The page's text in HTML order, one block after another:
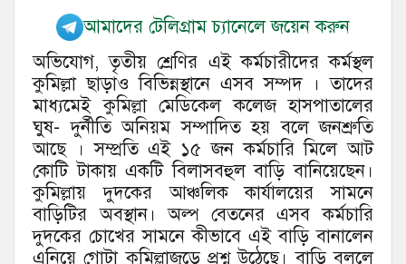
আমাদের টেলিগ্রাম চ্যানেলে জয়েন করুন
অভিযোগ, তৃতীয় শ্রেণির এই কর্মচারীদের কর্মস্থল
কুমিল্লা ছাড়াও বিভিন্নস্থানে এসব সম্পদ । তাদের
মাধ্যমেই কুমিল্লা মেডিকেল কলেজ হাসপাতালের
ঘুষ- দুর্নীতি অনিয়ম সম্পাদিত হয় বলে জনশ্রুতি
আছে । সম্প্রতি এই ১৫ জন কর্মচারি মিলে আট
কোটি টাকায় একটি বিলাসবহুল বাড়ি বানিয়েছেন।
কুমিল্লায় দুদকের আঞ্চলিক কার্যালয়ের সামনে
বাড়িটির অবস্থান। অল্প বেতনের এসব কর্মচারি
দুদকের চোখের সামনে কীভাবে এই বাড়ি বানালেন
এনিয়ে গোটা কুমিল্লাজুড়ে প্রশ্ন উঠেছে। বাড়ি বললে